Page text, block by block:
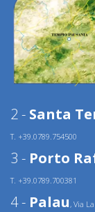
2 - Santa
T. +39.0789.754500
3 - Porto
T. +39.0789.700381
4 - Palau, Via